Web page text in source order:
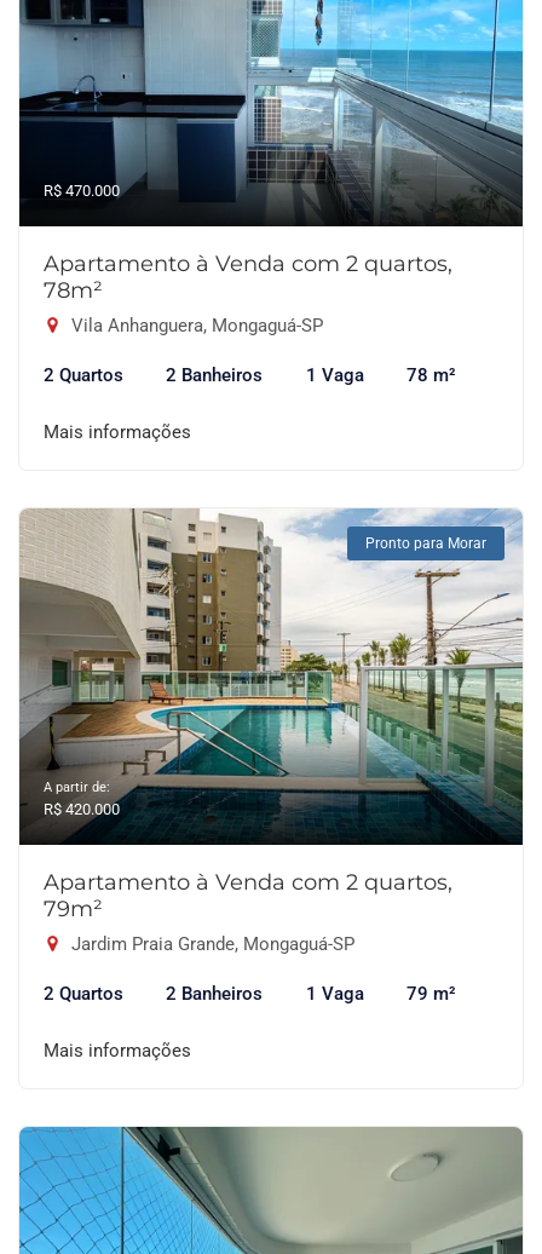
R$ 470.000
Apartamento à Venda com 2 quartos,
78m²
Vila Anhanguera, Mongaguá-SP
2 Quartos 2 Banheiros 1 Vaga 78 m²
Mais informações
Pronto para Morar
A partir de:
R$ 420.000
Apartamento à Venda com 2 quartos,
79m²
Jardim Praia Grande, Mongaguá-SP
2 Quartos 2 Banheiros 1 Vaga 79 m²
Mais informações